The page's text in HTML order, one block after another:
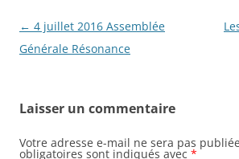
Navigation
des
← 4 juillet 2016 Assemblée
Générale Résonance
Laisser un commentaire
Votre adresse e-mail ne sera pas
obligatoires sont indiqués avec *